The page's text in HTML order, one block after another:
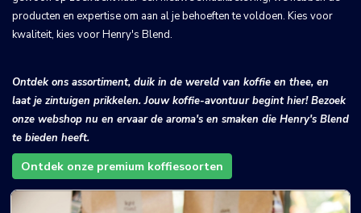
producten en expertise om aan al je behoeften te voldoen. Kies voor
kwaliteit, kies voor Henry's Blend.
Ontdek ons assortiment, duik in de wereld van koffie en thee, en
laat je zintuigen prikkelen. Jouw koffie-avontuur begint hier! Bezoek
onze webshop nu en ervaar de aroma's en smaken die Henry's Blend
te bieden heeft.
Ontdek onze premium koffiesoorten